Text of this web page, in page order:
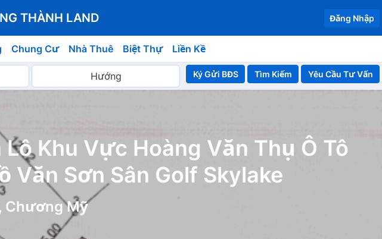
THÀNH LAND Đăng Nhập
Chung Cư Nhà Thuê Biệt Thự Liền Kề
Ký Gửi BĐS Yêu Cầu Tư Vấn
Khu Vực Hoàng Văn Thụ Ô Tô
Văn Sơn Sân Golf Skylake
Chương Mỹ